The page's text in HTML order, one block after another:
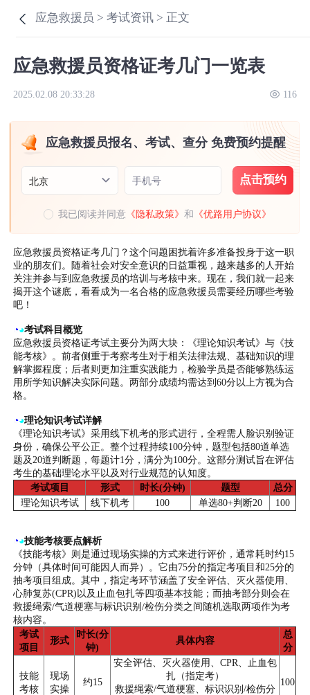
应急救援员 >考试资讯 > 正文
应急救援员资格证考几门一览表
2025.02.08 20:33:28 116
应急救援员报名、考试、查分 免费预约提醒
北京 手机号 点击预约
我已阅读并同意 《隐私政策》和 《优路用户协议》
应急救援员资格证考几门？这个问题困扰着许多准备投身于这一职
业的朋友们。随着社会对安全意识的日益重视，越来越多的人开始
关注并参与到应急救援员的培训与考核中来。现在，我们就一起来
揭开这个谜底，看看成为一名合格的应急救援员需要经历哪些考验
吧！
◔◕考试科目概览
应急救援员资格证考试主要分为两大块：《理论知识考试》与《技
能考核》。前者侧重于考察考生对于相关法律法规、基础知识的理
解掌握程度；后者则更加注重实践能力，检验学员是否能够熟练运
用所学知识解决实际问题。两部分成绩均需达到60分以上方视为合
格。
◔◕理论知识考试详解
《理论知识考试》采用线下机考的形式进行，全程需人脸识别验证
身份，确保公平公正。整个过程持续100分钟，题型包括80道单选
题及20道判断题，每题计1分，满分为100分。这部分测试旨在评估
考生的基础理论水平以及对行业规范的认知度。
考试项目
形式 时长(分钟) 题型
总分
理论知识考试
线下机考 100 单选80+判断20 100
◔◕技能考核要点解析
《技能考核》则是通过现场实操的方式来进行评价，通常耗时约15
分钟（具体时间可能因人而异）。它由75分的指定考项目和25分的
抽考项目组成。其中，指定考环节涵盖了安全评估、灭火器使用、
心肺复苏(CPR)以及止血包扎等四项基本技能；而抽考部分则会在
救援绳索/气道梗塞与标识识别/检伤分类之间随机选取两项作为考
核内容。
考试
项目
形式
时长(分
钟)
具体内容
总
分
技能
考核
现场
实操
约15
安全评估、灭火器使用、CPR、止血包
扎（指定考）
救援绳索/气道梗塞、标识识别/检伤分
100